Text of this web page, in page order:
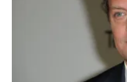
للرجال تمنحك فخامة